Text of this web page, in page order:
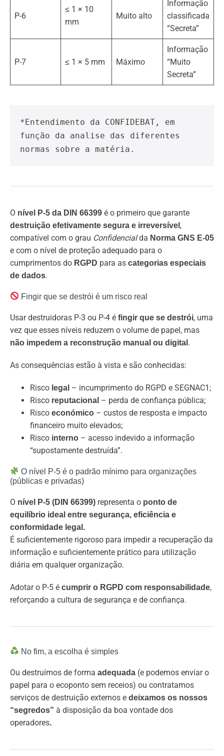
P-6
≤ 1 × 10
mm
Muito alto
Informação
classificada
“Secreta”
P-7 ≤ 1 × 5 mm Máximo
Informação
“Muito
Secreta”
*Entendimento da CONFIDEBAT, em
função da analise das diferentes
normas sobre a matéria.
O nível P-5 da DIN 66399 é o primeiro que garante
destruição efetivamente segura e irreversível ,
compatível com o grau Confidencialda Norma GNS E-05
e com o nível de proteção adequado para o
cumprimentos do RGPD para as categorias especiais
de dados.
Fingir que se destrói é um risco real
Usar destruidoras P-3 ou P-4 é fingir que se destrói, uma
vez que esses níveis reduzem o volume de papel, mas
não impedem a reconstrução manual ou digital .
As consequências estão à vista e são conhecidas:
Risco legal – incumprimento do RGPD e SEGNAC1;
Risco reputacional – perda de confiança pública;
Risco económico – custos de resposta e impacto
financeiro muito elevados;
Risco interno – acesso indevido a informação
“supostamente destruída”.
O nível P-5 é o padrão mínimo para organizações
(públicas e privadas)
O nível P-5 (DIN 66399) representa o ponto de
equilíbrio ideal entre segurança, eficiência e
conformidade legal.
É suficientemente rigoroso para impedir a recuperação da
informação e suficientemente prático para utilização
diária em qualquer organização.
Adotar o P-5 é cumprir o RGPD com responsabilidade,
reforçando a cultura de segurança e de confiança.
No fim, a escolha é simples
Ou destruímos de forma adequada (e podemos enviar o
papel para o ecoponto sem receios) ou contratamos
serviços de destruição externos e deixamos os nossos
“segredos” à disposição da boa vontade dos
operadores.